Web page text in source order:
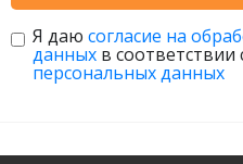
Я даю согласие на
данных в соответствии
персональных данных